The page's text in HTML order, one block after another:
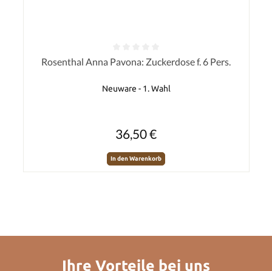
Durchschnittliche Bewertung von 0 von 5 Sternen
Rosenthal Anna Pavona: Zuckerdose f. 6 Pers.
Neuware - 1. Wahl
36,50 €
In den Warenkorb
Ihre Vorteile bei uns